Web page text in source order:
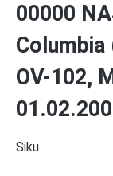
00000
OV-102,
Siku